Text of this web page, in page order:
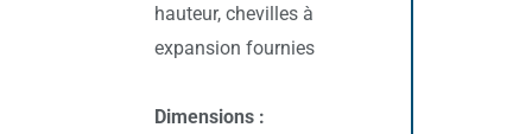
hauteur, chevilles à
expansion fournies
Dimensions :